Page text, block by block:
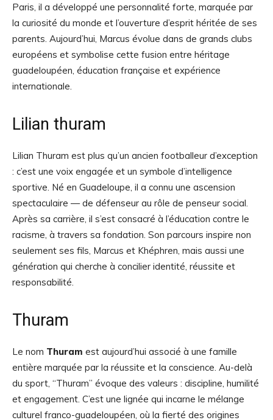
Paris, il a développé une personnalité forte, marquée par
la curiosité du monde et l’ouverture d’esprit héritée de ses
parents. Aujourd’hui, Marcus évolue dans de grands clubs
européens et symbolise cette fusion entre héritage
guadeloupéen, éducation française et expérience
internationale.
Lilian thuram
Lilian Thuram est plus qu’un ancien footballeur d’exception
: c’est une voix engagée et un symbole d’intelligence
sportive. Né en Guadeloupe, il a connu une ascension
spectaculaire — de défenseur au rôle de penseur social.
Après sa carrière, il s’est consacré à l’éducation contre le
racisme, à travers sa fondation. Son parcours inspire non
seulement ses fils, Marcus et Khéphren, mais aussi une
génération qui cherche à concilier identité, réussite et
responsabilité.
Thuram
Le nom Thuram est aujourd’hui associé à une famille
entière marquée par la réussite et la conscience. Au-delà
du sport, “Thuram” évoque des valeurs : discipline, humilité
et engagement. C’est une lignée qui incarne le mélange
culturel franco-guadeloupéen, où la fierté des origines